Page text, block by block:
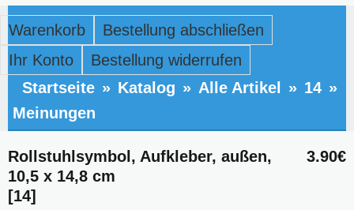
Warenkorb
Bestellung abschließen
Ihr Konto
Bestellung widerrufen
Startseite » Katalog » Alle Artikel » 14 »
Meinungen
3.90€
Rollstuhlsymbol, Aufkleber, außen,
10,5 x 14,8 cm
[14]